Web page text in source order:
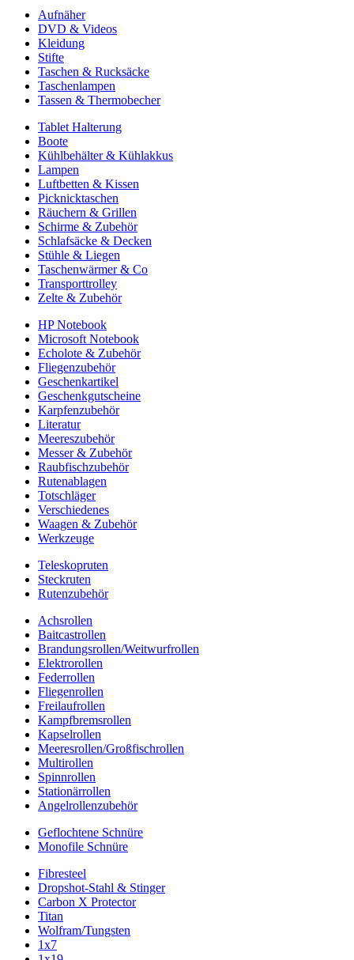
Aufnäher
DVD & Videos
Kleidung
Stifte
Taschen & Rucksäcke
Taschenlampen
Tassen & Thermobecher
Tablet Halterung
Boote
Kühlbehälter & Kühlakkus
Lampen
Luftbetten & Kissen
Picknicktaschen
Räuchern & Grillen
Schirme & Zubehör
Schlafsäcke & Decken
Stühle & Liegen
Taschenwärmer & Co
Transporttrolley
Zelte & Zubehör
HP Notebook
Microsoft Notebook
Echolote & Zubehör
Fliegenzubehör
Geschenkartikel
Geschenkgutscheine
Karpfenzubehör
Literatur
Meereszubehör
Messer & Zubehör
Raubfischzubehör
Rutenablagen
Totschläger
Verschiedenes
Waagen & Zubehör
Werkzeuge
Teleskopruten
Steckruten
Rutenzubehör
Achsrollen
Baitcastrollen
Brandungsrollen/Weitwurfrollen
Elektrorollen
Federrollen
Fliegenrollen
Freilaufrollen
Kampfbremsrollen
Kapselrollen
Meeresrollen/Großfischrollen
Multirollen
Spinnrollen
Stationärrollen
Angelrollenzubehör
Geflochtene Schnüre
Monofile Schnüre
Fibresteel
Dropshot-Stahl & Stinger
Carbon X Protector
Titan
Wolfram/Tungsten
1x7